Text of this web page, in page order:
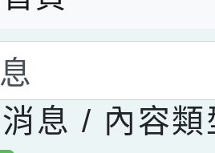
面內容會更
息 / 內容類